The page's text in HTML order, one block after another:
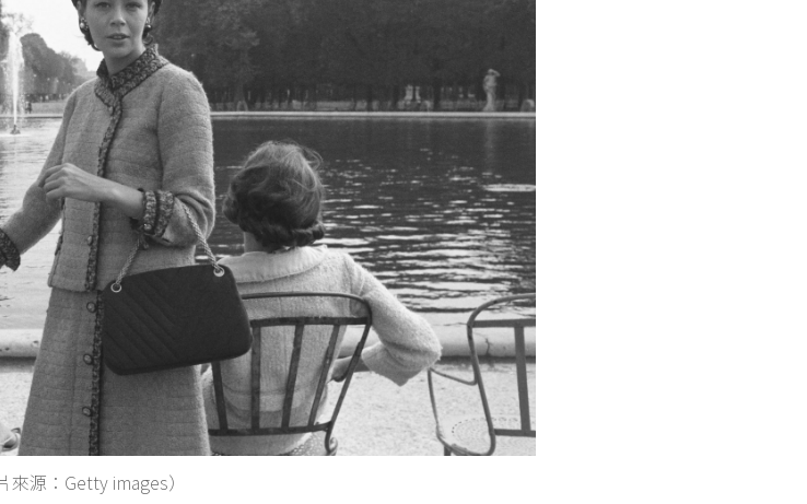
來源：Getty images）